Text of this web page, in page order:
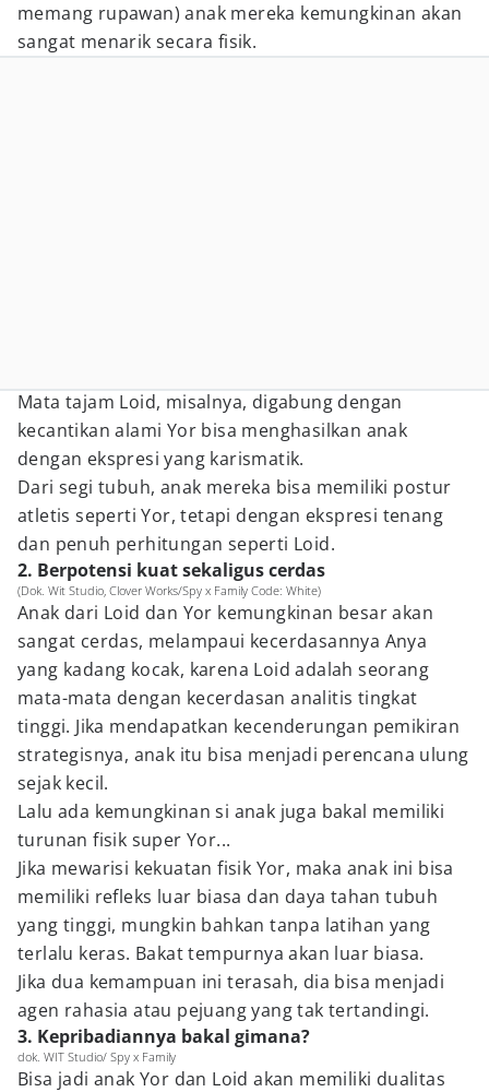
memang rupawan) anak mereka kemungkinan akan
sangat menarik secara fisik.
Mata tajam Loid, misalnya, digabung dengan
kecantikan alami Yor bisa menghasilkan anak
dengan ekspresi yang karismatik.
Dari segi tubuh, anak mereka bisa memiliki postur
atletis seperti Yor, tetapi dengan ekspresi tenang
dan penuh perhitungan seperti Loid.
2. Berpotensi kuat sekaligus cerdas
(Dok. Wit Studio, Clover Works/Spy x Family Code: White)
Anak dari Loid dan Yor kemungkinan besar akan
sangat cerdas, melampaui kecerdasannya Anya
yang kadang kocak, karena Loid adalah seorang
mata-mata dengan kecerdasan analitis tingkat
tinggi. Jika mendapatkan kecenderungan pemikiran
strategisnya, anak itu bisa menjadi perencana ulung
sejak kecil.
Lalu ada kemungkinan si anak juga bakal memiliki
turunan fisik super Yor...
Jika mewarisi kekuatan fisik Yor, maka anak ini bisa
memiliki refleks luar biasa dan daya tahan tubuh
yang tinggi, mungkin bahkan tanpa latihan yang
terlalu keras. Bakat tempurnya akan luar biasa.
Jika dua kemampuan ini terasah, dia bisa menjadi
agen rahasia atau pejuang yang tak tertandingi.
3. Kepribadiannya bakal gimana?
dok. WIT Studio/ Spy x Family
Bisa jadi anak Yor dan Loid akan memiliki dualitas